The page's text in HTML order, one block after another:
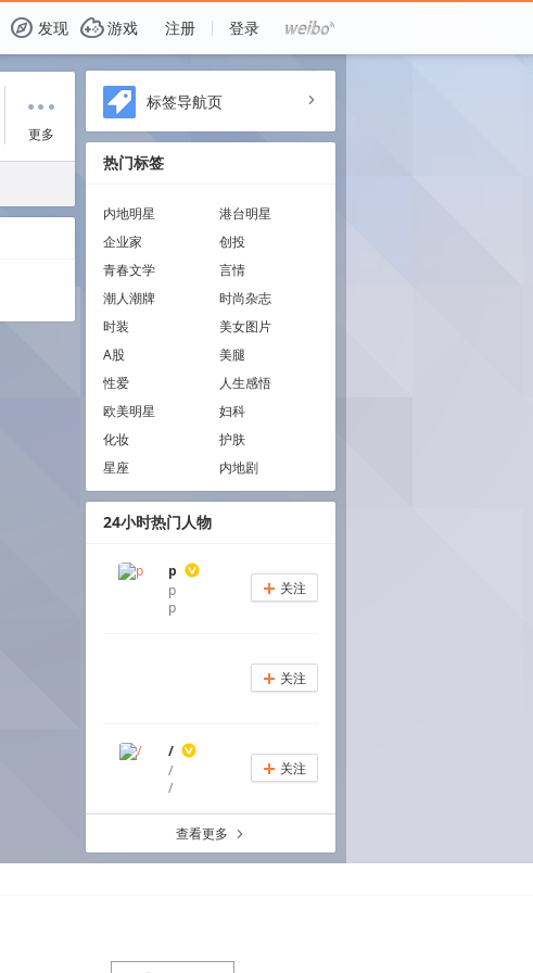
F 发现 G游戏 注册 登录
i
更多
标签导航页 a
热门标签
内地明星
港台明星
企业家
创投
青春文学
言情
潮人潮牌
时尚杂志
时装
美女图片
A股
美腿
性爱
人生感悟
欧美明星
妇科
化妆
护肤
星座
内地剧
24小时热门人物
p
p
p
+ 关注
+ 关注
/
/
/
+ 关注
查看更多 a